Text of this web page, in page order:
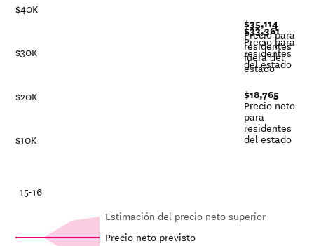
$10K
$20K
$30K
$40K
15-16
$35,114
Precio para
residentes
fuera del
estado
$33,361
Precio para
residentes
del estado
$18,765
Precio neto
para
residentes
del estado
Estimación del precio neto superior
Precio neto previsto